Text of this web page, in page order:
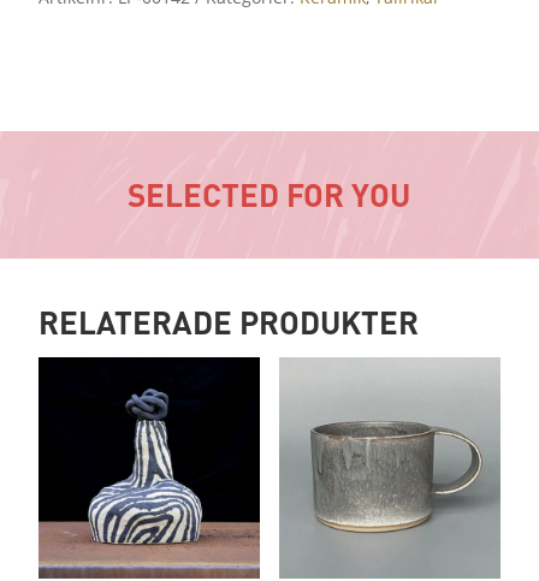
SELECTED FOR YOU
RELATERADE PRODUKTER